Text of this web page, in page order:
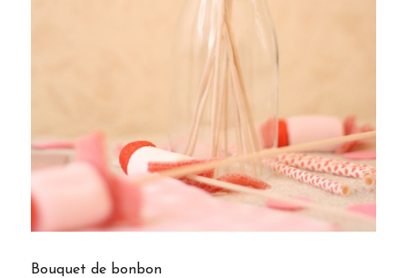
Bouquet de bonbon